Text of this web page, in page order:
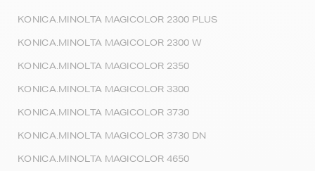
KONICA.MINOLTA MAGICOLOR 2300 PLUS
KONICA.MINOLTA MAGICOLOR 2300 W
KONICA.MINOLTA MAGICOLOR 2350
KONICA.MINOLTA MAGICOLOR 3300
KONICA.MINOLTA MAGICOLOR 3730
KONICA.MINOLTA MAGICOLOR 3730 DN
KONICA.MINOLTA MAGICOLOR 4650